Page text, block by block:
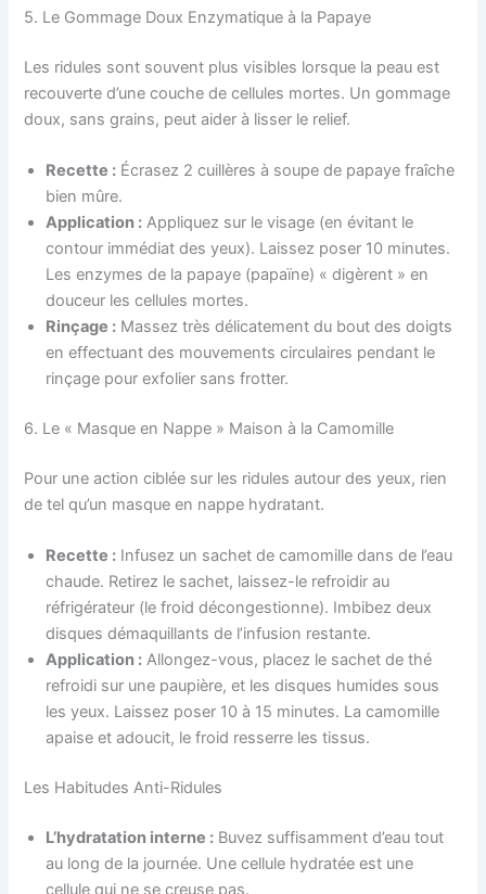
5. Le Gommage Doux Enzymatique à la Papaye
Les ridules sont souvent plus visibles lorsque la peau est
recouverte d’une couche de cellules mortes. Un gommage
doux, sans grains, peut aider à lisser le relief.
Recette : Écrasez 2 cuillères à soupe de papaye fraîche
bien mûre.
Application : Appliquez sur le visage (en évitant le
contour immédiat des yeux). Laissez poser 10 minutes.
Les enzymes de la papaye (papaïne) « digèrent » en
douceur les cellules mortes.
Rinçage : Massez très délicatement du bout des doigts
en effectuant des mouvements circulaires pendant le
rinçage pour exfolier sans frotter.
6. Le « Masque en Nappe » Maison à la Camomille
Pour une action ciblée sur les ridules autour des yeux, rien
de tel qu’un masque en nappe hydratant.
Recette : Infusez un sachet de camomille dans de l’eau
chaude. Retirez le sachet, laissez-le refroidir au
réfrigérateur (le froid décongestionne). Imbibez deux
disques démaquillants de l’infusion restante.
Application : Allongez-vous, placez le sachet de thé
refroidi sur une paupière, et les disques humides sous
les yeux. Laissez poser 10 à 15 minutes. La camomille
apaise et adoucit, le froid resserre les tissus.
Les Habitudes Anti-Ridules
L’hydratation interne : Buvez suffisamment d’eau tout
au long de la journée. Une cellule hydratée est une
cellule qui ne se creuse pas.